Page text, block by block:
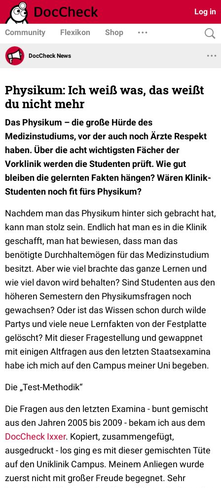
Log in
Community Flexikon Shop
DocCheck News
Physikum: Ich weiß was, das weißt
du nicht mehr
Das Physikum – die große Hürde des
Medizinstudiums, vor der auch noch Ärzte Respekt
haben. Über die acht wichtigsten Fächer der
Vorklinik werden die Studenten prüft. Wie gut
bleiben die gelernten Fakten hängen? Wären Klinik-
Studenten noch fit fürs Physikum?
Nachdem man das Physikum hinter sich gebracht hat,
kann man stolz sein. Endlich hat man es in die Klinik
geschafft, man hat bewiesen, dass man das
benötigte Durchhaltemögen für das Medizinstudium
besitzt. Aber wie viel brachte das ganze Lernen und
wie viel davon wird behalten? Sind Studenten aus den
höheren Semestern den Physikumsfragen noch
gewachsen? Oder ist das Wissen schon durch wilde
Partys und viele neue Lernfakten von der Festplatte
gelöscht? Mit dieser Fragestellung und gewappnet
mit einigen Altfragen aus den letzten Staatsexamina
habe ich mich auf den Campus meiner Uni begeben.
Die „Test-Methodik“
Die Fragen aus den letzten Examina - bunt gemischt
aus den Jahren 2005 bis 2009 - bekam ich aus dem
DocCheck Ixxer. Kopiert, zusammengefügt,
ausgedruckt - los ging es mit dieser gemischten Tüte
auf den Uniklinik Campus. Meinem Anliegen wurde
zuerst nicht mit großer Freude begegnet. Sehr